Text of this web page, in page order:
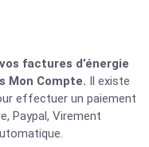
factures d’énergie
Mon Compte. Il existe
effectuer un paiement
Paypal, Virement